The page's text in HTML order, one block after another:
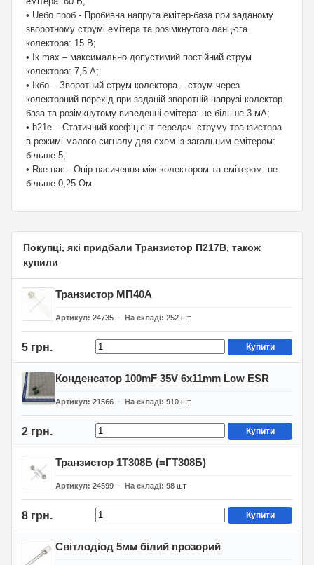
• Uебо проб - Пробивна напруга емітер-база при заданому
зворотному струмі емітера та розімкнутого ланцюга
колектора: 15 В;
• Iк max – максимально допустимий постійний струм
колектора: 7,5 А;
• Iкбо – Зворотний струм колектора – струм через
колекторний перехід при заданій зворотній напрузі колектор-
база та розімкнутому виведенні емітера: не більше 3 мА;
• h21е – Статичний коефіцієнт передачі струму транзистора
в режимі малого сигналу для схем із загальним емітером:
більше 5;
• Rке нас - Опір насичення між колектором та емітером: не
більше 0,25 Ом.
Покупці, які придбали Транзистор П217В, також
купили
Транзистор МП40А
Артикул 24735 На складі 252 шт
5 грн. Купити
Конденсатор 100mF 35V 6x11mm Low ESR
Артикул 21566 На складі 910 шт
2 грн. Купити
Транзистор 1Т308Б (=ГТ308Б)
Артикул 24599 На складі 98 шт
8 грн. Купити
Світлодіод 5мм білий прозорий